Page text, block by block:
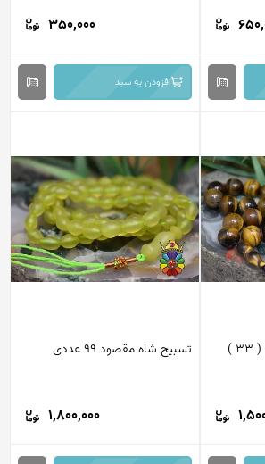
350,000
افزودن به سبد
تسبیح چشم ببر سایز 14 ( 33 )
تسبیح شاه مقصود 99 عددی
1,800,000